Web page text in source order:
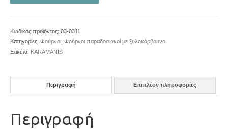
Κωδικός προϊόντος: 03-0311
Κατηγορίες: Φούρνοι Φούρνοι παραδοσιακοί με ξυλοκάρβουνο
Ετικέτα: KARAMANIS
Περιγραφή Επιπλέον πληροφορίες
Περιγραφή